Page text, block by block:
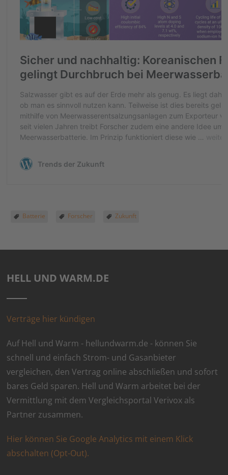
Batterie Forscher Zukunft
HELL UND WARM.DE
Verträge hier kündigen
Auf Hell und Warm - hellundwarm.de - können Sie
schnell und einfach Strom- und Gasanbieter
vergleichen, den Vertrag online abschließen und sofort
bares Geld sparen. Hell und Warm arbeitet bei der
Vermittlung mit dem Vergleichsportal Verivox als
Partner zusammen.
Hier können Sie Google Analytics mit einem Klick
abschalten (Opt-Out).